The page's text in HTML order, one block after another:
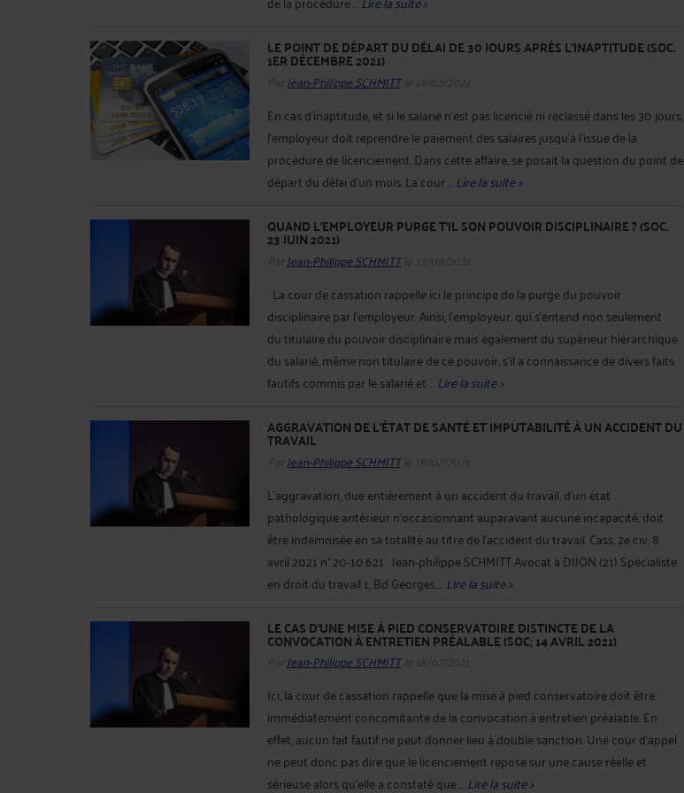
LE POINT DE DÉPART DU DÉLAI DE 30 JOURS APRÈS L'INAPTITUDE (SOC.
1ER DÉCEMBRE 2021)
Par Jean-Philippe SCHMITTle 19/02/2022
En cas d’inaptitude, et si le salarié n’est pas licencié ni reclassé dans les 30 jours,
l’employeur doit reprendre le paiement des salaires jusqu’à l’issue de la
procédure de licenciement. Dans cette affaire, se posait la question du point de
départ du délai d'un mois. La cour ...Lire la suite >
QUAND L'EMPLOYEUR PURGE T'IL SON POUVOIR DISCIPLINAIRE ? (SOC.
23 JUIN 2021)
Par Jean-Philippe SCHMITTle 13/09/2021
La cour de cassation rappelle ici le principe de la purge du pouvoir
disciplinaire par l’employeur. Ainsi, l'employeur, qui s’entend non seulement
du titulaire du pouvoir disciplinaire mais également du supérieur hiérarchique
du salarié, même non titulaire de ce pouvoir, s'il a connaissance de divers faits
fautifs commis par le salarié et ...Lire la suite >
AGGRAVATION DE L'ÉTAT DE SANTÉ ET IMPUTABILITÉ À UN ACCIDENT DU
TRAVAIL
Par Jean-Philippe SCHMITTle 18/07/2021
L’aggravation, due entièrement à un accident du travail, d’un état
pathologique antérieur n’occasionnant auparavant aucune incapacité, doit
être indemnisée en sa totalité au titre de l’accident du travail. Cass. 2e civ. 8
avril 2021 n° 20-10.621 Jean-philippe SCHMITT Avocat à DIJON (21) Spécialiste
en droit du travail 1, Bd Georges ...Lire la suite >
LE CAS D'UNE MISE À PIED CONSERVATOIRE DISTINCTE DE LA
CONVOCATION À ENTRETIEN PRÉALABLE (SOC; 14 AVRIL 2021)
Par Jean-Philippe SCHMITTle 18/07/2021
Ici, la cour de cassation rappelle que la mise à pied conservatoire doit être
immédiatement concomitante de la convocation à entretien préalable. En
effet, aucun fait fautif ne peut donner lieu à double sanction. Une cour d’appel
ne peut donc pas dire que le licenciement repose sur une cause réelle et
sérieuse alors qu’elle a constaté que ...Lire la suite >